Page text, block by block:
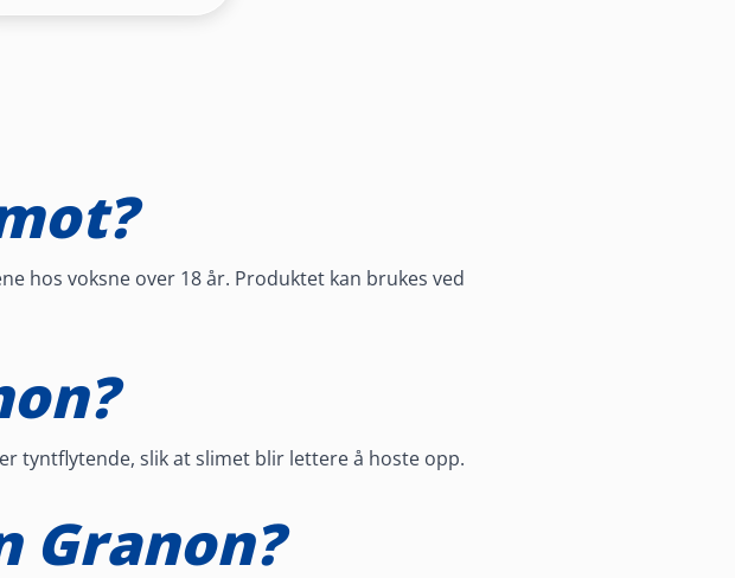
hos voksne over 18 år. Produktet kan brukes ved
tyntflytende, slik at slimet blir lettere å hoste opp.
Granon?